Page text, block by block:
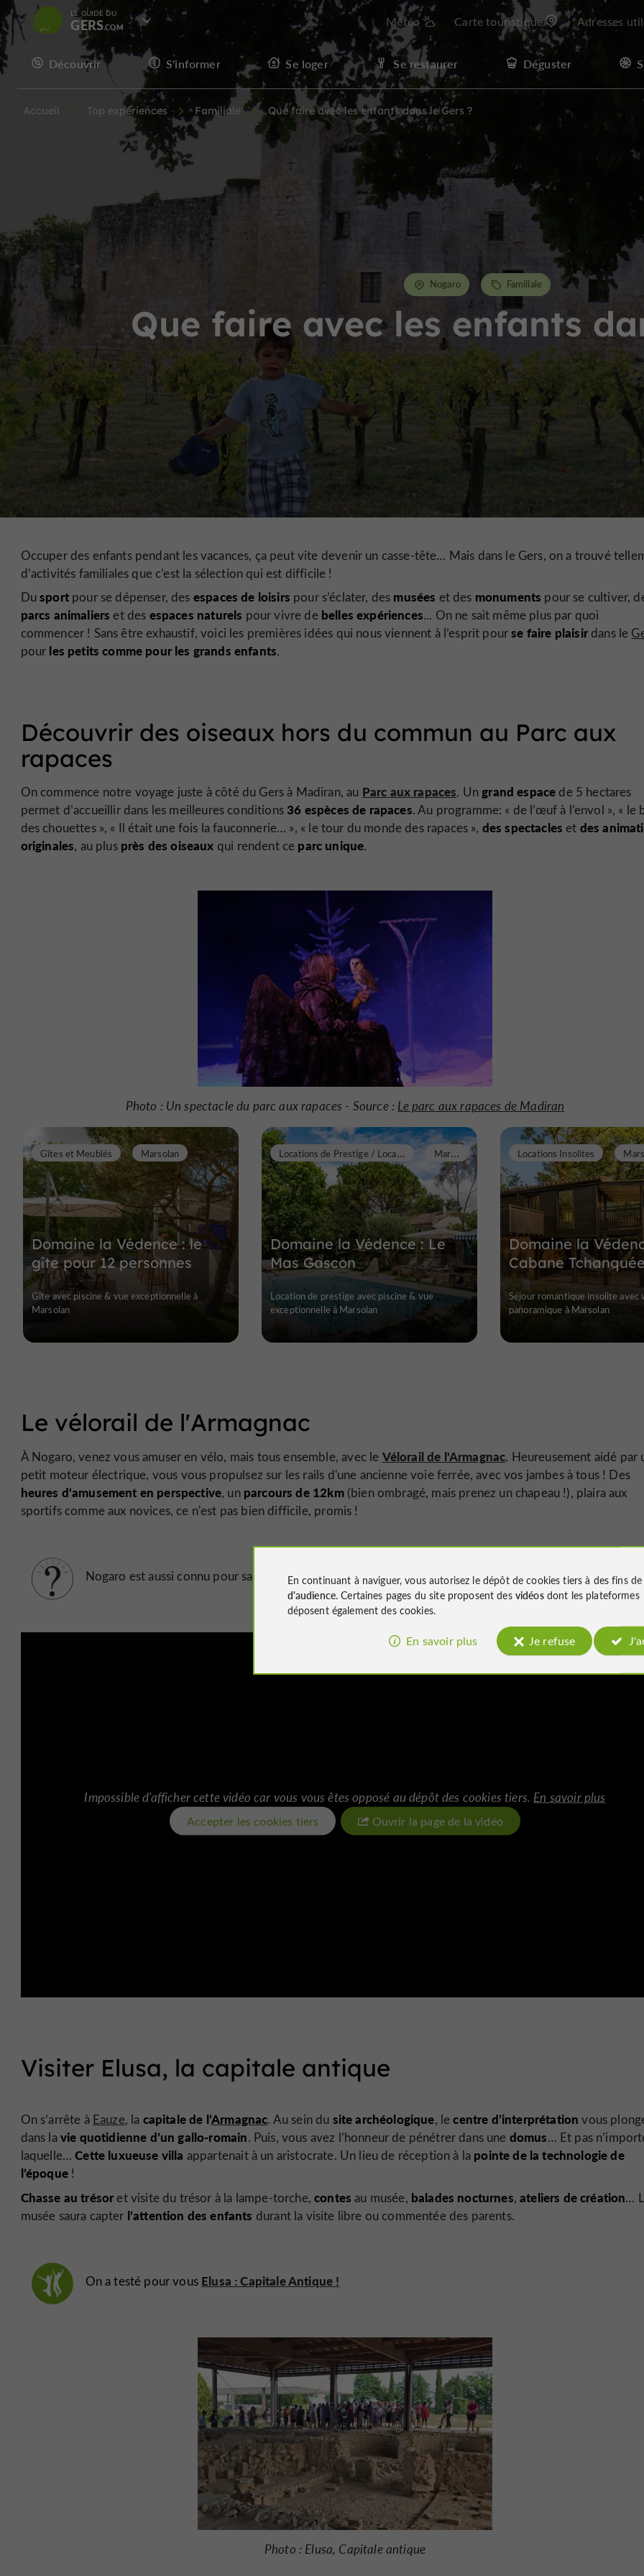
LE GUIDE DU
GERS Météo Carte touristique Adresses
Découvrir S'informer Se loger Se restaurer Déguster
Accueil Top expériences Familiale Que faire avec les enfants dans le Gers ?
Que faire avec les enfants
Nogaro Familiale
Occuper des enfants pendant les vacances, ça peut vite devenir un casse-tête… Mais dans le Gers, on a trouvé
d’activités familiales que c’est la sélection qui est difficile !
Dusportpour se dépenser, des espaces de loisirs pour s’éclater, des musées et des monuments pour se cultiver,
parcs animaliers et des espaces naturels pour vivre de belles expériences... On ne sait même plus par quoi
commencer ! Sans être exhaustif, voici les premières idées qui nous viennent à l’esprit pourse faire plaisirdans le
pour les petits comme pour les grands enfants.
Découvrir des oiseaux hors du commun au Parc aux
rapaces
On commence notre voyage juste à côté du Gers à Madiran, au Parc aux rapaces. Ungrand espace de 5 hectares
permet d’accueillir dans les meilleures conditions 36 espèces de rapaces. Au programme: « de l’œuf à l’envol », « le
des chouettes », « Il était une fois la fauconnerie… », « le tour du monde des rapaces », des spectacles et des
originales, au plus près des oiseaux qui rendent ce parc unique.
Photo : Un spectacle du parc aux rapaces - Source : Le parc aux rapaces de Madiran
Domaine la Védence : le
gîte pour 12 personnes
Gîtes et Meublés Marsolan
Gîte avec piscine & vue exceptionnelle à
Marsolan
Domaine la Védence : Le
Mas Gascon
L
ocations de Prestige / Locations de Charme M
arsolan
Location de prestige avec piscine & vue
exceptionnelle à Marsolan
Domaine la
Cabane Tchanquée
Locations Insolites
Séjour romantique insolite avec
panoramique à Marsolan
Le vélorail de l'Armagnac
À Nogaro, venez vous amuser en vélo, mais tous ensemble, avec le Vélorail de l'Armagnac. Heureusement aidé par
petit moteur électrique, vous vous propulsez sur les rails d'une ancienne voie ferrée, avec vos jambes à tous ! Des
heures d'amusement en perspective, un parcours de 12km(bien ombragé, mais prenez un chapeau !), plaira aux
sportifs comme aux novices, ce n'est pas bien difficile, promis !
Nogaro est aussi connu pour sa course landaise.
Impossible d'afficher cette vidéo car vous vous êtes opposé au dépôt des cookies tiers. En savoir plus
Accepter les cookies tiers Ouvrir la page de la vidéo
Visiter Elusa, la capitale antique
On s’arrête à Eauze, la capitale de l’Armagnac. Au sein du site archéologique, lecentre d’interprétationvous
dans lavie quotidienne d’un gallo-romain. Puis, vous avez l’honneur de pénétrer dans une domus… Et pas
laquelle…Cette luxueuse villa appartenait à un aristocrate. Un lieu de réception à la pointe de la technologie de
l’époque!
Chasse au trésoret visite du trésor à la lampe-torche,contes au musée, balades nocturnes,ateliers de création…
musée saura capter l’attention des enfants durant la visite libre ou commentée des parents.
On a testé pour vous Elusa : Capitale Antique !
Photo : Elusa, Capitale antique
En continuant à naviguer, vous autorisez le dépôt de cookies tiers à des fins de
d'audience. Certaines pages du site proposent des vidéosdont les plateformes
déposent également des cookies.
En savoir plus Je refuse